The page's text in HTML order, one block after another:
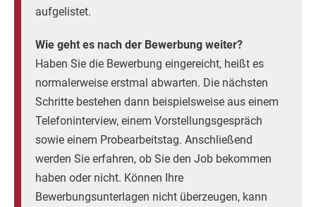
aufgelistet.
Wie geht es nach der Bewerbung weiter?
Haben Sie die Bewerbung eingereicht, heißt es
normalerweise erstmal abwarten. Die nächsten
Schritte bestehen dann beispielsweise aus einem
Telefoninterview, einem Vorstellungsgespräch
sowie einem Probearbeitstag. Anschließend
werden Sie erfahren, ob Sie den Job bekommen
haben oder nicht. Können Ihre
Bewerbungsunterlagen nicht überzeugen, kann